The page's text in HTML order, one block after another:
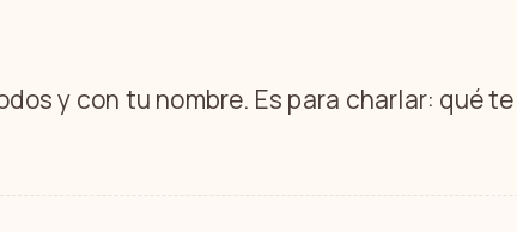
y con tu nombre. Es para charlar: qué